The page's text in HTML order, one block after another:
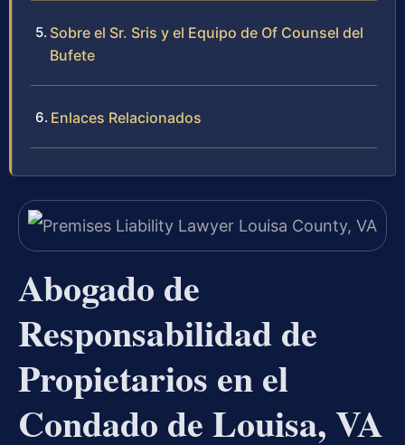
Sobre el Sr. Sris y el Equipo de Of Counsel del
Bufete
Enlaces Relacionados
Abogado de
Responsabilidad de
Propietarios en el
Condado de Louisa, VA